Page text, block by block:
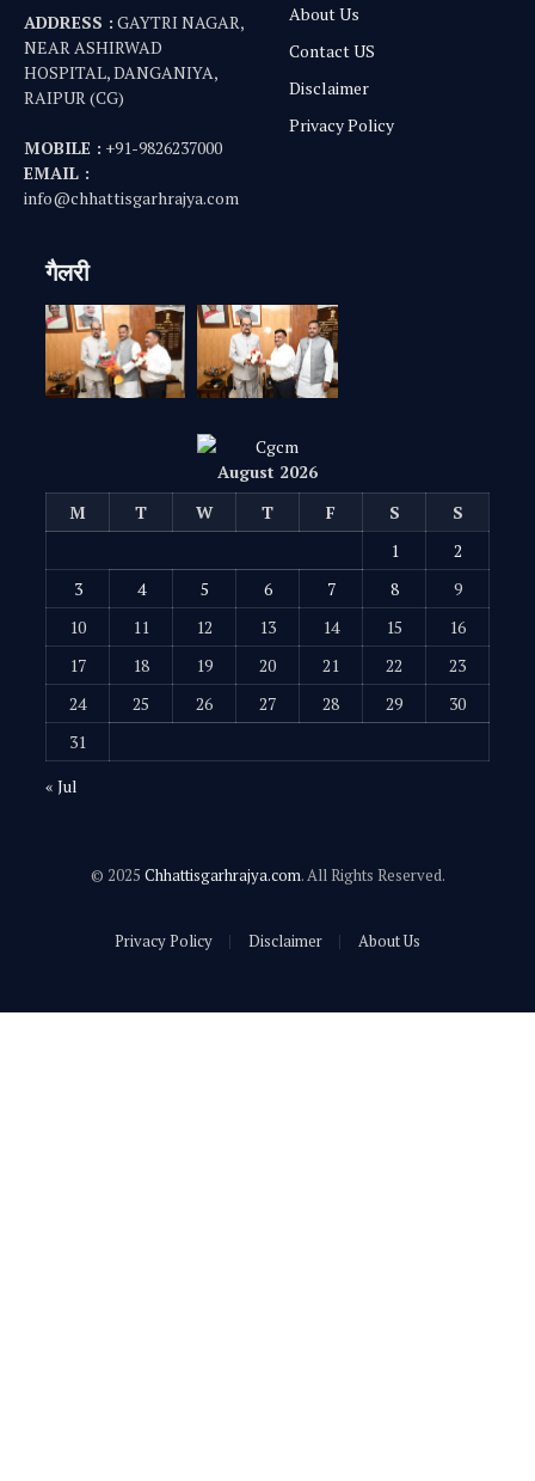
ADDRESS : GAYTRI NAGAR,
NEAR ASHIRWAD
HOSPITAL, DANGANIYA,
RAIPUR (CG)
MOBILE : +91-9826237000
EMAIL :
info@chhattisgarhrajya.com
About Us
Contact US
Disclaimer
Privacy Policy
गैलरी
August 2026
M
T W T F S
S
1
2
3
4 5 6 7 8
9
10
11 12 13 14 15
16
17
18 19 20 21 22
23
24
25 26 27 28 29
30
31
« Jul
© 2025 Chhattisgarhrajya.com. All Rights Reserved.
Privacy Policy Disclaimer About Us